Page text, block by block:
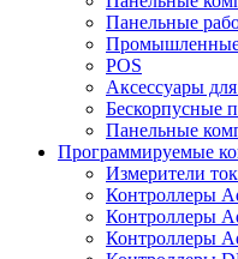
Панельные
Промышленные
POS
Аксессуары
Бескорпусные
Панельные
Программируемые
Измерители
Контроллеры
Контроллеры
Контроллеры